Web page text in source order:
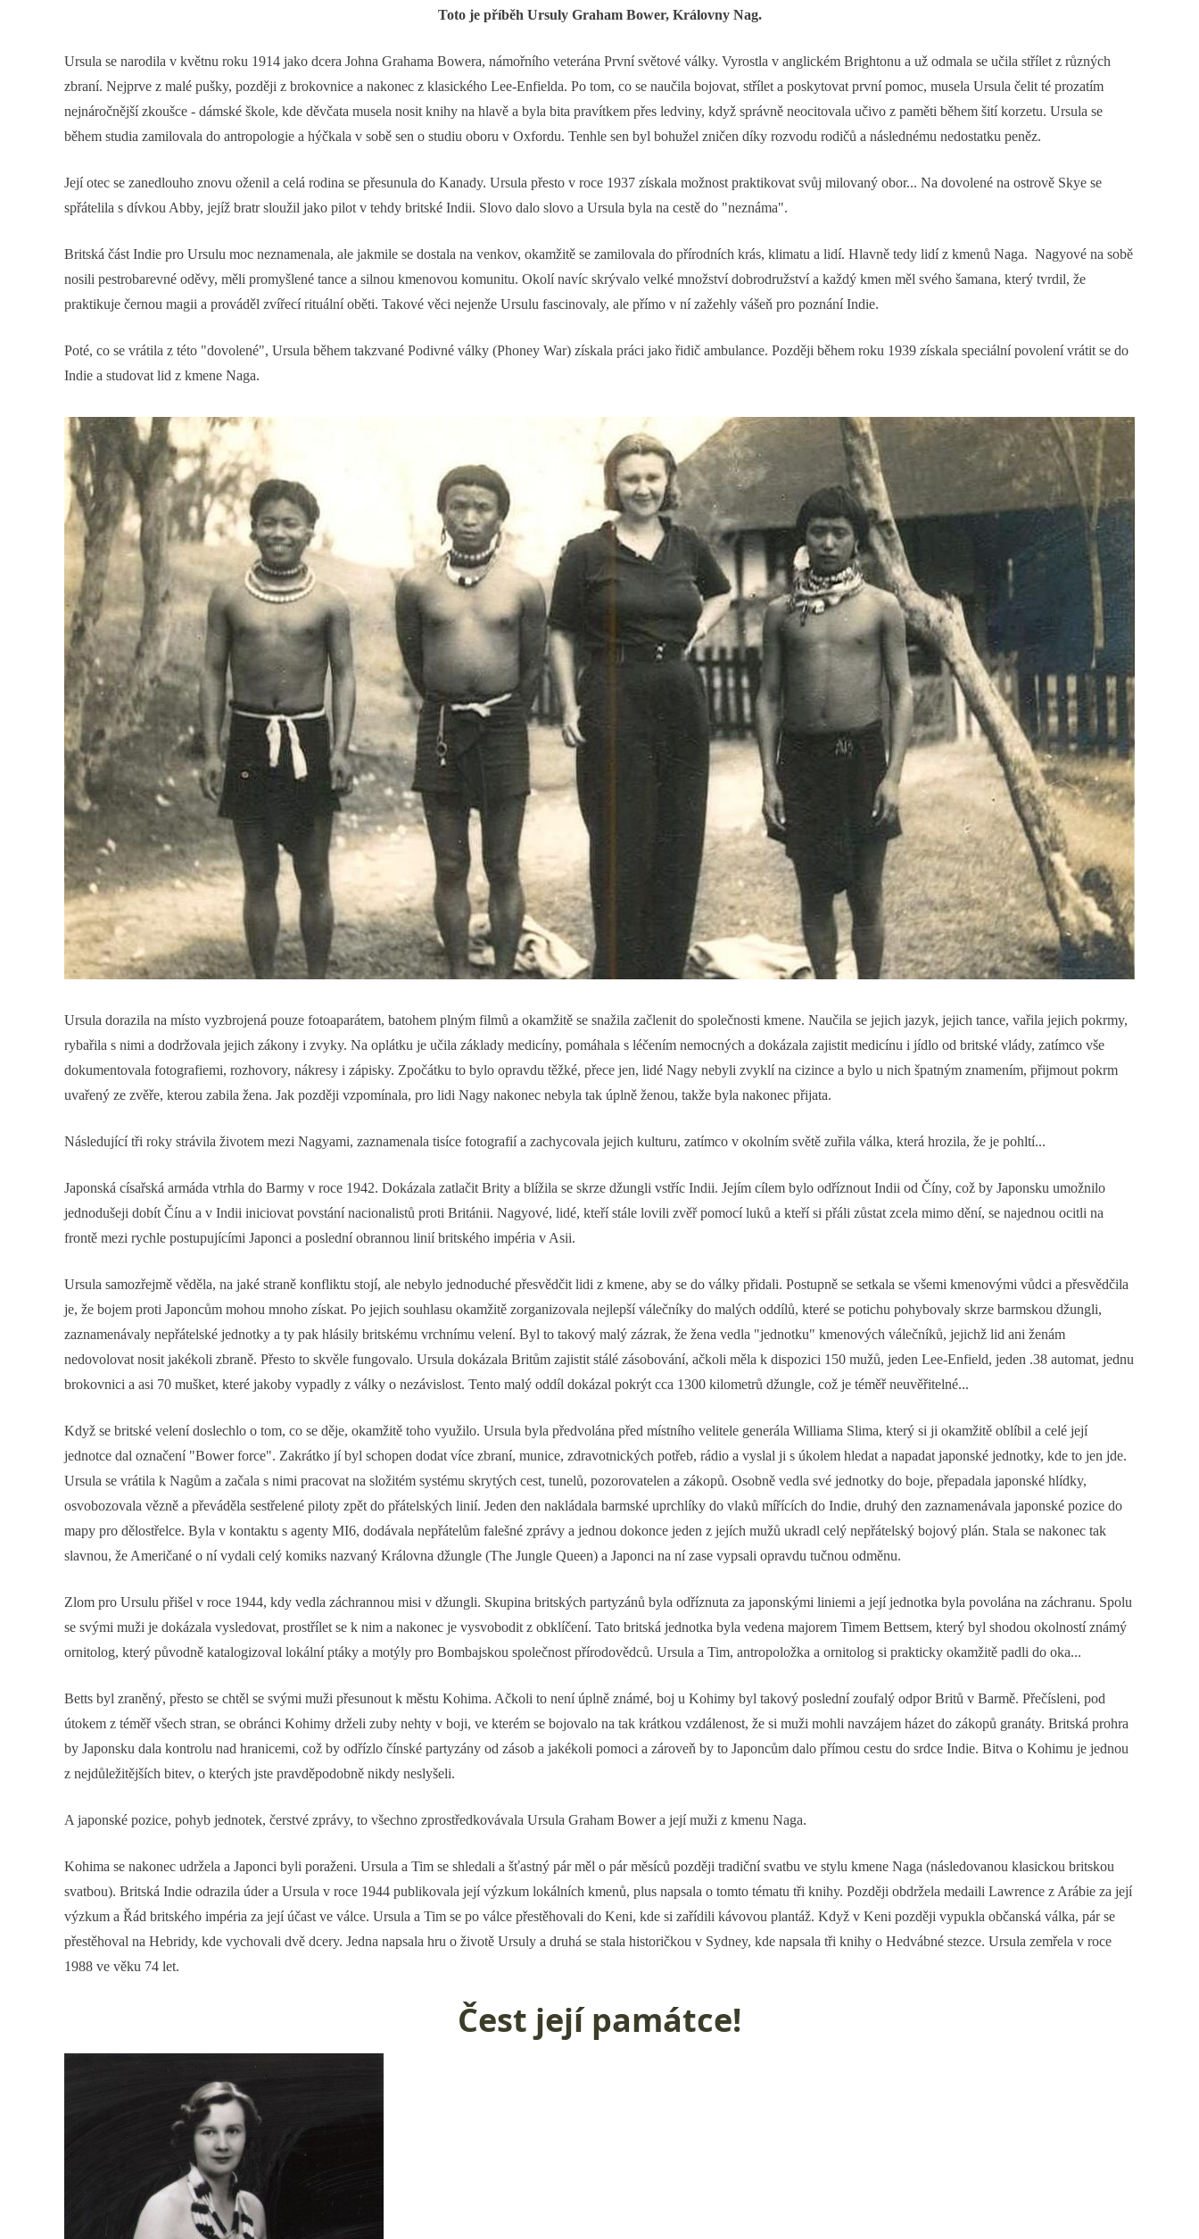
Toto je příběh Ursuly Graham Bower, Královny Nag.
Ursula se narodila v květnu roku 1914 jako dcera Johna Grahama Bowera, námořního veterána První světové války. Vyrostla v anglickém Brightonu a už odmala se učila střílet z různých
zbraní. Nejprve z malé pušky, později z brokovnice a nakonec z klasického Lee-Enfielda. Po tom, co se naučila bojovat, střílet a poskytovat první pomoc, musela Ursula čelit té prozatím
nejnáročnější zkoušce - dámské škole, kde děvčata musela nosit knihy na hlavě a byla bita pravítkem přes ledviny, když správně neocitovala učivo z paměti během šití korzetu. Ursula se
během studia zamilovala do antropologie a hýčkala v sobě sen o studiu oboru v Oxfordu. Tenhle sen byl bohužel zničen díky rozvodu rodičů a následnému nedostatku peněz.
Její otec se zanedlouho znovu oženil a celá rodina se přesunula do Kanady. Ursula přesto v roce 1937 získala možnost praktikovat svůj milovaný obor... Na dovolené na ostrově Skye se
spřátelila s dívkou Abby, jejíž bratr sloužil jako pilot v tehdy britské Indii. Slovo dalo slovo a Ursula byla na cestě do "neznáma".
Britská část Indie pro Ursulu moc neznamenala, ale jakmile se dostala na venkov, okamžitě se zamilovala do přírodních krás, klimatu a lidí. Hlavně tedy lidí z kmenů Naga. Nagyové na sobě
nosili pestrobarevné oděvy, měli promyšlené tance a silnou kmenovou komunitu. Okolí navíc skrývalo velké množství dobrodružství a každý kmen měl svého šamana, který tvrdil, že
praktikuje černou magii a prováděl zvířecí rituální oběti. Takové věci nejenže Ursulu fascinovaly, ale přímo v ní zažehly vášeň pro poznání Indie.
Poté, co se vrátila z této "dovolené", Ursula během takzvané Podivné války (Phoney War) získala práci jako řidič ambulance. Později během roku 1939 získala speciální povolení vrátit se do
Indie a studovat lid z kmene Naga.
Ursula dorazila na místo vyzbrojená pouze fotoaparátem, batohem plným filmů a okamžitě se snažila začlenit do společnosti kmene. Naučila se jejich jazyk, jejich tance, vařila jejich pokrmy,
rybařila s nimi a dodržovala jejich zákony i zvyky. Na oplátku je učila základy medicíny, pomáhala s léčením nemocných a dokázala zajistit medicínu i jídlo od britské vlády, zatímco vše
dokumentovala fotografiemi, rozhovory, nákresy i zápisky. Zpočátku to bylo opravdu těžké, přece jen, lidé Nagy nebyli zvyklí na cizince a bylo u nich špatným znamením, přijmout pokrm
uvařený ze zvěře, kterou zabila žena. Jak později vzpomínala, pro lidi Nagy nakonec nebyla tak úplně ženou, takže byla nakonec přijata.
Následující tři roky strávila životem mezi Nagyami, zaznamenala tisíce fotografií a zachycovala jejich kulturu, zatímco v okolním světě zuřila válka, která hrozila, že je pohltí...
Japonská císařská armáda vtrhla do Barmy v roce 1942. Dokázala zatlačit Brity a blížila se skrze džungli vstříc Indii. Jejím cílem bylo odříznout Indii od Číny, což by Japonsku umožnilo
jednodušeji dobít Čínu a v Indii iniciovat povstání nacionalistů proti Británii. Nagyové, lidé, kteří stále lovili zvěř pomocí luků a kteří si přáli zůstat zcela mimo dění, se najednou ocitli na
frontě mezi rychle postupujícími Japonci a poslední obrannou linií britského impéria v Asii.
Ursula samozřejmě věděla, na jaké straně konfliktu stojí, ale nebylo jednoduché přesvědčit lidi z kmene, aby se do války přidali. Postupně se setkala se všemi kmenovými vůdci a přesvědčila
je, že bojem proti Japoncům mohou mnoho získat. Po jejich souhlasu okamžitě zorganizovala nejlepší válečníky do malých oddílů, které se potichu pohybovaly skrze barmskou džungli,
zaznamenávaly nepřátelské jednotky a ty pak hlásily britskému vrchnímu velení. Byl to takový malý zázrak, že žena vedla "jednotku" kmenových válečníků, jejichž lid ani ženám
nedovolovat nosit jakékoli zbraně. Přesto to skvěle fungovalo. Ursula dokázala Britům zajistit stálé zásobování, ačkoli měla k dispozici 150 mužů, jeden Lee-Enfield, jeden .38 automat, jednu
brokovnici a asi 70 mušket, které jakoby vypadly z války o nezávislost. Tento malý oddíl dokázal pokrýt cca 1300 kilometrů džungle, což je téměř neuvěřitelné...
Když se britské velení doslechlo o tom, co se děje, okamžitě toho využilo. Ursula byla předvolána před místního velitele generála Williama Slima, který si ji okamžitě oblíbil a celé její
jednotce dal označení "Bower force". Zakrátko jí byl schopen dodat více zbraní, munice, zdravotnických potřeb, rádio a vyslal ji s úkolem hledat a napadat japonské jednotky, kde to jen jde.
Ursula se vrátila k Nagům a začala s nimi pracovat na složitém systému skrytých cest, tunelů, pozorovatelen a zákopů. Osobně vedla své jednotky do boje, přepadala japonské hlídky,
osvobozovala vězně a převáděla sestřelené piloty zpět do přátelských linií. Jeden den nakládala barmské uprchlíky do vlaků mířících do Indie, druhý den zaznamenávala japonské pozice do
mapy pro dělostřelce. Byla v kontaktu s agenty MI6, dodávala nepřátelům falešné zprávy a jednou dokonce jeden z jejích mužů ukradl celý nepřátelský bojový plán. Stala se nakonec tak
slavnou, že Američané o ní vydali celý komiks nazvaný Královna džungle (The Jungle Queen) a Japonci na ní zase vypsali opravdu tučnou odměnu.
Zlom pro Ursulu přišel v roce 1944, kdy vedla záchrannou misi v džungli. Skupina britských partyzánů byla odříznuta za japonskými liniemi a její jednotka byla povolána na záchranu. Spolu
se svými muži je dokázala vysledovat, prostřílet se k nim a nakonec je vysvobodit z obklíčení. Tato britská jednotka byla vedena majorem Timem Bettsem, který byl shodou okolností známý
ornitolog, který původně katalogizoval lokální ptáky a motýly pro Bombajskou společnost přírodovědců. Ursula a Tim, antropoložka a ornitolog si prakticky okamžitě padli do oka...
Betts byl zraněný, přesto se chtěl se svými muži přesunout k městu Kohima. Ačkoli to není úplně známé, boj u Kohimy byl takový poslední zoufalý odpor Britů v Barmě. Přečísleni, pod
útokem z téměř všech stran, se obránci Kohimy drželi zuby nehty v boji, ve kterém se bojovalo na tak krátkou vzdálenost, že si muži mohli navzájem házet do zákopů granáty. Britská prohra
by Japonsku dala kontrolu nad hranicemi, což by odřízlo čínské partyzány od zásob a jakékoli pomoci a zároveň by to Japoncům dalo přímou cestu do srdce Indie. Bitva o Kohimu je jednou
z nejdůležitějších bitev, o kterých jste pravděpodobně nikdy neslyšeli.
A japonské pozice, pohyb jednotek, čerstvé zprávy, to všechno zprostředkovávala Ursula Graham Bower a její muži z kmenu Naga.
Kohima se nakonec udržela a Japonci byli poraženi. Ursula a Tim se shledali a šťastný pár měl o pár měsíců později tradiční svatbu ve stylu kmene Naga (následovanou klasickou britskou
svatbou). Britská Indie odrazila úder a Ursula v roce 1944 publikovala její výzkum lokálních kmenů, plus napsala o tomto tématu tři knihy. Později obdržela medaili Lawrence z Arábie za její
výzkum a Řád britského impéria za její účast ve válce. Ursula a Tim se po válce přestěhovali do Keni, kde si zařídili kávovou plantáž. Když v Keni později vypukla občanská válka, pár se
přestěhoval na Hebridy, kde vychovali dvě dcery. Jedna napsala hru o životě Ursuly a druhá se stala historičkou v Sydney, kde napsala tři knihy o Hedvábné stezce. Ursula zemřela v roce
1988 ve věku 74 let.
Čest její památce!